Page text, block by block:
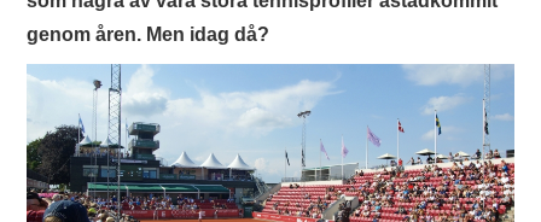
TENNIS
BADMINTON
TIPS
genom åren. Men idag då?